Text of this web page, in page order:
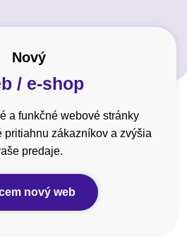
Nový
/ e-shop
a funkčné webové stránky
pritiahnu zákazníkov a zvýšia
predaje.
nový web